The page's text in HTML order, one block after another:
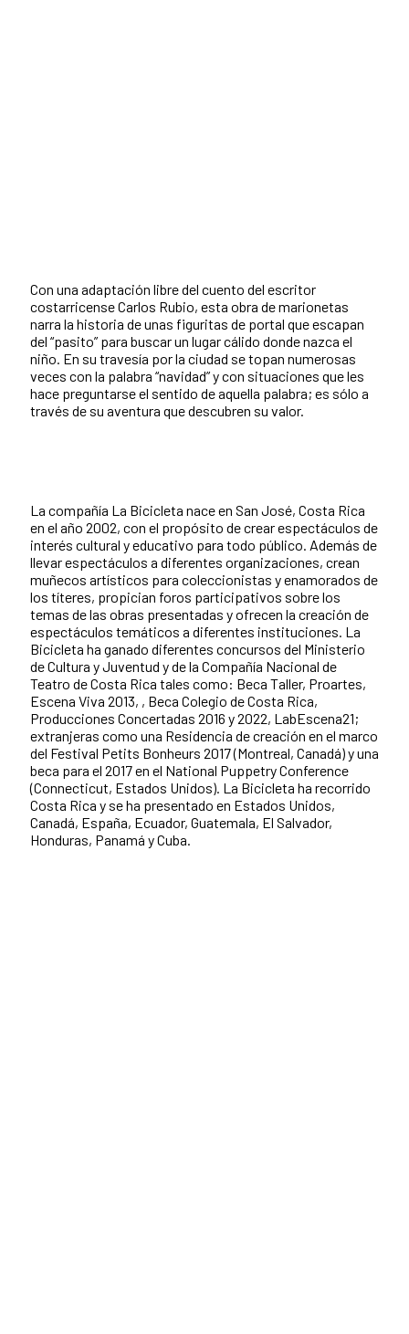
Con una adaptación libre del cuento del escritor
costarricense Carlos Rubio, esta obra de marionetas
narra la historia de unas figuritas de portal que escapan
del “pasito” para buscar un lugar cálido donde nazca el
niño. En su travesía por la ciudad se topan numerosas
veces con la palabra “navidad” y con situaciones que les
hace preguntarse el sentido de aquella palabra; es sólo a
través de su aventura que descubren su valor.
La compañía La Bicicleta nace en San José, Costa Rica
en el año 2002, con el propósito de crear espectáculos de
interés cultural y educativo para todo público. Además de
llevar espectáculos a diferentes organizaciones, crean
muñecos artísticos para coleccionistas y enamorados de
los títeres, propician foros participativos sobre los
temas de las obras presentadas y ofrecen la creación de
espectáculos temáticos a diferentes instituciones. La
Bicicleta ha ganado diferentes concursos del Ministerio
de Cultura y Juventud y de la Compañía Nacional de
Teatro de Costa Rica tales como: Beca Taller, Proartes,
Escena Viva 2013, , Beca Colegio de Costa Rica,
Producciones Concertadas 2016 y 2022, LabEscena21;
extranjeras como una Residencia de creación en el marco
del Festival Petits Bonheurs 2017 (Montreal, Canadá) y una
beca para el 2017 en el National Puppetry Conference
(Connecticut, Estados Unidos). La Bicicleta ha recorrido
Costa Rica y se ha presentado en Estados Unidos,
Canadá, España, Ecuador, Guatemala, El Salvador,
Honduras, Panamá y Cuba.